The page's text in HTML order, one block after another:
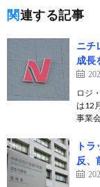
関連する記事
ニチ
成長
ロジ
は12
事業
ト
反、